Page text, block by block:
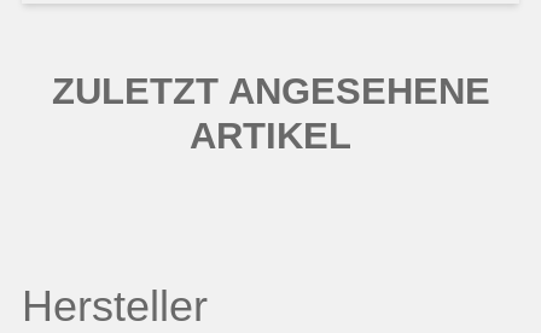
ZULETZT ANGESEHENE
ARTIKEL
Hersteller